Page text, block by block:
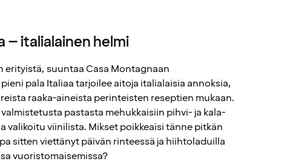
– italialainen helmi
erityistä, suuntaa Casa Montagnaan
pala Italiaa tarjoilee aitoja italialaisia annoksia,
raaka-aineista perinteisten reseptien mukaan.
valmistetusta pastasta mehukkaisiin pihvi- ja kala-
valikoitu viinilista. Mikset poikkeaisi tänne pitkän
sitten viettänyt päivän rinteessä ja hiihtoladuilla
vuoristomaisemissa?